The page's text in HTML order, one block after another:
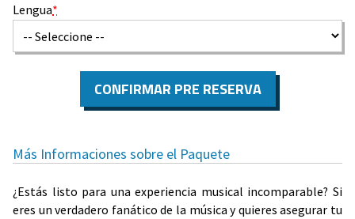
Lengua*
CONFIRMAR PRE RESERVA
Más Informaciones sobre el Paquete
¿Estás listo para una experiencia musical incomparable? Si
eres un verdadero fanático de la música y quieres asegurar tu